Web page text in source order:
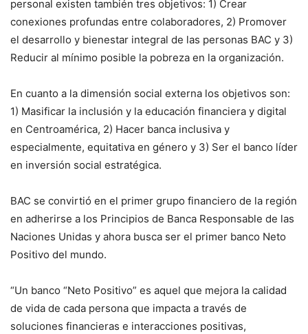
personal existen también tres objetivos: 1) Crear
conexiones profundas entre colaboradores, 2) Promover
el desarrollo y bienestar integral de las personas BAC y 3)
Reducir al mínimo posible la pobreza en la organización.
En cuanto a la dimensión social externa los objetivos son:
1) Masificar la inclusión y la educación financiera y digital
en Centroamérica, 2) Hacer banca inclusiva y
especialmente, equitativa en género y 3) Ser el banco líder
en inversión social estratégica.
BAC se convirtió en el primer grupo financiero de la región
en adherirse a los Principios de Banca Responsable de las
Naciones Unidas y ahora busca ser el primer banco Neto
Positivo del mundo.
“Un banco “Neto Positivo” es aquel que mejora la calidad
de vida de cada persona que impacta a través de
soluciones financieras e interacciones positivas,